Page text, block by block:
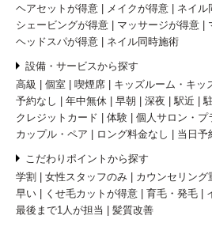
ヘアセットが得意
メイクが得意 ネイル
シェービングが得意
マッサージが得意
ヘッドスパが得意
ネイル同時施術
設備・サービスから探す
高級
個室 喫煙席 キッズルーム・キッ
予約なし
年中無休 早朝 深夜 駅近
クレジットカード
体験
個人サロン・プ
カップル・ペア
ロング料金なし 当日予
こだわりポイントから探す
学割
女性スタッフのみ カウンセリング
早い
くせ毛カットが得意 育毛・発毛
最後まで1人が担当
髪質改善